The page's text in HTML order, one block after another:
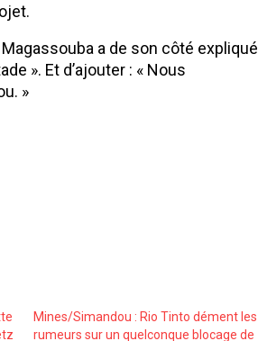
a de son côté expliqué
». Et d’ajouter : « Nous
»
Mines/Simandou : Rio Tinto dément les
rumeurs sur un quelconque blocage de